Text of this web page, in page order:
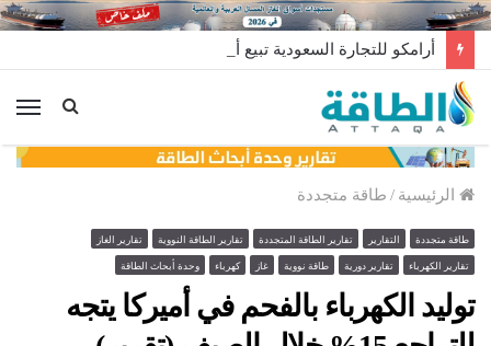
الرئيسية / طاقة متجددة
طاقة متجددة التقارير تقارير الطاقة المتجددة تقارير الطاقة النووية تقارير الغاز
تقارير الكهرباء تقارير دورية طاقة نووية غاز كهرباء وحدة أبحاث الطاقة
توليد الكهرباء بالفحم في أميركا يتجه